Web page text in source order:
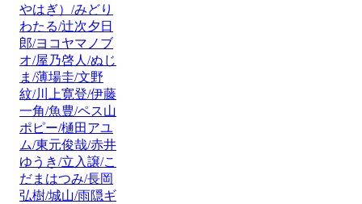
やはぎ）/みどり
わたる/辻次夕日
郎/ヨコヤマノブ
オ/屋乃啓人/ぬじ
ま/薄場圭/文野
紋/川上寛登/伊藤
一角/魚豊/ペス山
ポピー/樋田アユ
ム/東元俊哉/赤井
ゆうき/立入譲/こ
だまはつみ/長岡
弘樹/城山/雨隠ギ